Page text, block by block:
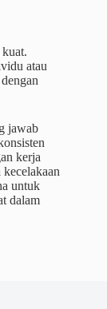
atau
jawab
kerja
untuk
dalam